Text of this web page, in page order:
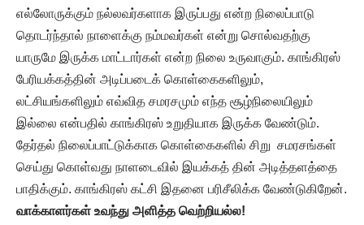
எல்லோருக்கும் நல்லவர்களாக இருப்பது என்ற நிலைப்பாடு
தொடர்ந்தால் நாளைக்கு நம்மவர்கள் என்று சொல்வதற்கு
யாருமே இருக்க மாட்டார்கள் என்ற நிலை உருவாகும். காங்கிரஸ்
பேரியக்கத்தின் அடிப்படைக் கொள்கைகளிலும்,
லட்சியங்களிலும் எவ்வித சமரசமும் எந்த சூழ்நிலையிலும்
இல்லை என்பதில் காங்கிரஸ் உறுதியாக இருக்க வேண்டும்.
தேர்தல் நிலைப்பாட்டுக்காக கொள்கைகளில் சிறு சமரசங்கள்
செய்து கொள்வது நாளடைவில் இயக்கத் தின் அடித்தளத்தை
பாதிக்கும். காங்கிரஸ் கட்சி இதனை பரிசீலிக்க வேண்டுகிறேன்.
வாக்காளர்கள் உவந்து அளித்த வெற்றியல்ல!